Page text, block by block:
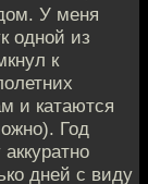
У меня
одной из
к
и катаются
Год
дней с виду